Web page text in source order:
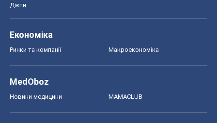
Дієти
Економіка
Ринки та компанії Макроекономіка
MedOboz
Новини медицини MAMACLUB